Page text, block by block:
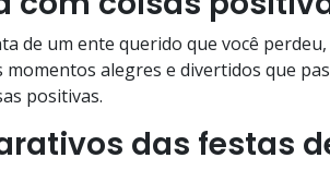
de um ente querido que você
alegres e divertidos que
positivas.
das festas